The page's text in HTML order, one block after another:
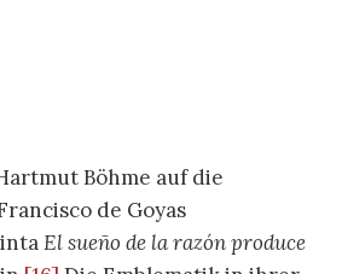
als Aussichtsturm über die
ist eine Fledermaus über die
Im südlichen
und Spanien zumindest, sind